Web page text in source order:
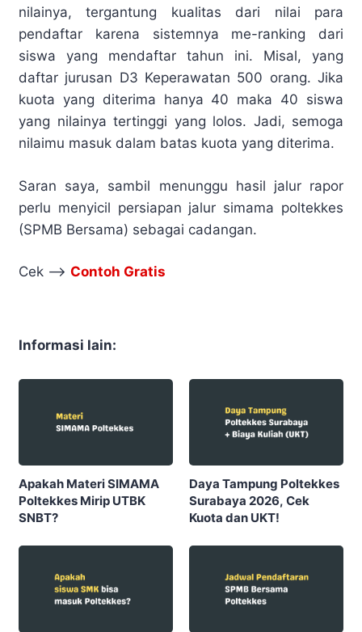
nilainya, tergantung kualitas dari nilai para
pendaftar karena sistemnya me-ranking dari
siswa yang mendaftar tahun ini. Misal, yang
daftar jurusan D3 Keperawatan 500 orang. Jika
kuota yang diterima hanya 40 maka 40 siswa
yang nilainya tertinggi yang lolos. Jadi, semoga
nilaimu masuk dalam batas kuota yang diterima.
Saran saya, sambil menunggu hasil jalur rapor
perlu menyicil persiapan jalur simama poltekkes
(SPMB Bersama) sebagai cadangan.
Cek –> Contoh Gratis
Informasi lain:
Apakah Materi SIMAMA
Poltekkes Mirip UTBK
SNBT?
Daya Tampung Poltekkes
Surabaya 2026, Cek
Kuota dan UKT!